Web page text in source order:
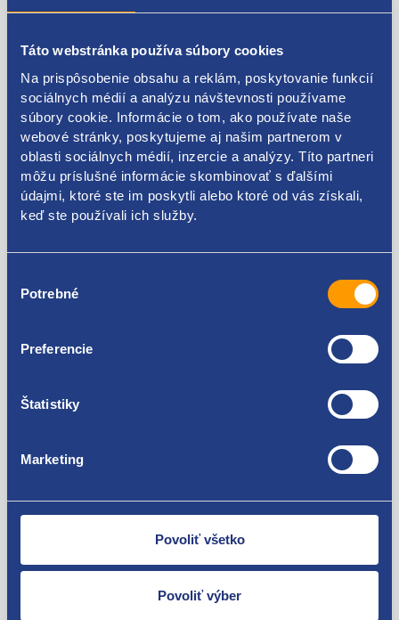
Táto webstránka používa súbory cookies
Na prispôsobenie obsahu a reklám, poskytovanie funkcií
sociálnych médií a analýzu návštevnosti používame
súbory cookie. Informácie o tom, ako používate naše
webové stránky, poskytujeme aj našim partnerom v
oblasti sociálnych médií, inzercie a analýzy. Títo partneri
môžu príslušné informácie skombinovať s ďalšími
údajmi, ktoré ste im poskytli alebo ktoré od vás získali,
keď ste používali ich služby.
súhlasu
Potrebné
Preferencie
Štatistiky
Marketing
Povoliť všetko
Povoliť výber
8200008718 8200067229
Použiteľné pre vozidlá
Renault Laguna II 2001 - 2005 1.6 16V - K4M
Renault Laguna II 2001 - 2005 1.8 16V - F4P
Renault Laguna II 2001 - 2005 1.9 dCi - F9Q
Renault Laguna II 2001 - 2005 2.0 16V - F4R
Renault Laguna II 2005 - 2007 2.0 16V - F4R
Za kvalitu ručíme!
O svojich zákazníkov sa staráme
Máme tisíce spokojných zákazníkov.